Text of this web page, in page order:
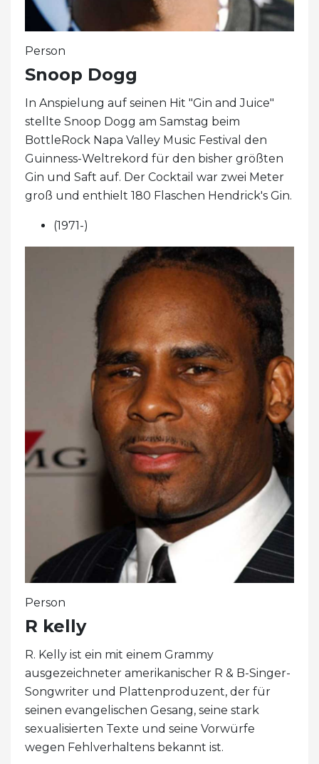
Person
Snoop Dogg
In Anspielung auf seinen Hit "Gin and Juice"
stellte Snoop Dogg am Samstag beim
BottleRock Napa Valley Music Festival den
Guinness-Weltrekord für den bisher größten
Gin und Saft auf. Der Cocktail war zwei Meter
groß und enthielt 180 Flaschen Hendrick's Gin.
(1971-)
Person
R kelly
R. Kelly ist ein mit einem Grammy
ausgezeichneter amerikanischer R & B-Singer-
Songwriter und Plattenproduzent, der für
seinen evangelischen Gesang, seine stark
sexualisierten Texte und seine Vorwürfe
wegen Fehlverhaltens bekannt ist.